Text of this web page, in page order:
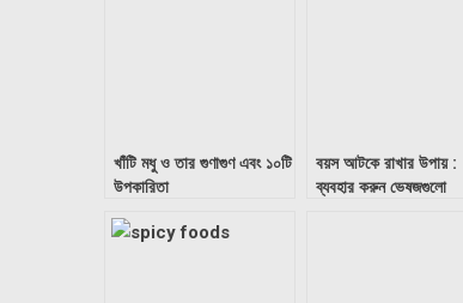
খাঁটি মধু ও তার গুণাগুণ এবং ১০টি
উপকারিতা
বয়স আটকে রাখার উপায় :
ব্যবহার করুন ভেষজগুলো